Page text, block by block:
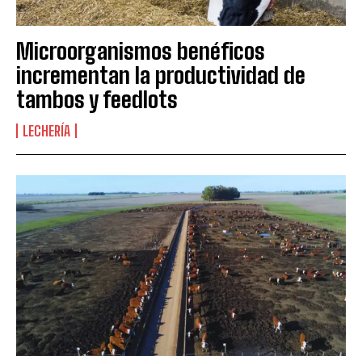
Microorganismos benéficos
incrementan la productividad de
tambos y feedlots
LECHERÍA